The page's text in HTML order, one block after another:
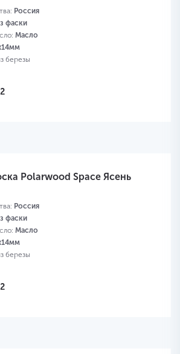
Россия
фаски
Масло
березы
Polarwood Space Ясень
Россия
фаски
Масло
березы